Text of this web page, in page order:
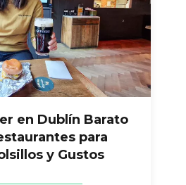
en Dublín Barato
para
y Gustos